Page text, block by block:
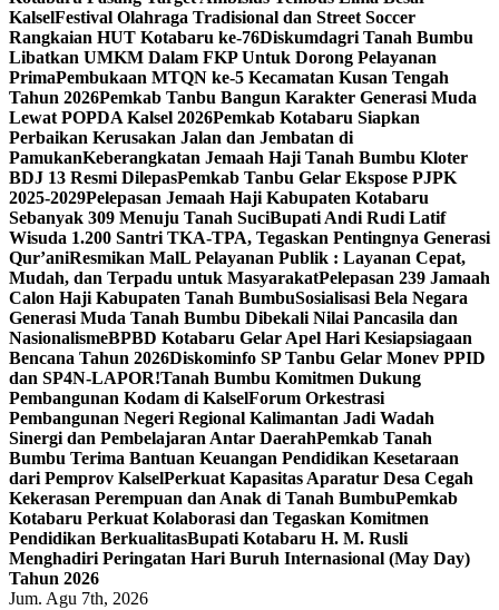
KalselFestival Olahraga Tradisional dan Street Soccer
Rangkaian HUT Kotabaru ke-76Diskumdagri Tanah Bumbu
Libatkan UMKM Dalam FKP Untuk Dorong Pelayanan
PrimaPembukaan MTQN ke-5 Kecamatan Kusan Tengah
Tahun 2026Pemkab Tanbu Bangun Karakter Generasi Muda
Lewat POPDA Kalsel 2026Pemkab Kotabaru Siapkan
Perbaikan Kerusakan Jalan dan Jembatan di
PamukanKeberangkatan Jemaah Haji Tanah Bumbu Kloter
BDJ 13 Resmi DilepasPemkab Tanbu Gelar Ekspose PJPK
2025-2029Pelepasan Jemaah Haji Kabupaten Kotabaru
Sebanyak 309 Menuju Tanah SuciBupati Andi Rudi Latif
Wisuda 1.200 Santri TKA-TPA, Tegaskan Pentingnya Generasi
Qur’aniResmikan MalL Pelayanan Publik : Layanan Cepat,
Mudah, dan Terpadu untuk MasyarakatPelepasan 239 Jamaah
Calon Haji Kabupaten Tanah BumbuSosialisasi Bela Negara
Generasi Muda Tanah Bumbu Dibekali Nilai Pancasila dan
NasionalismeBPBD Kotabaru Gelar Apel Hari Kesiapsiagaan
Bencana Tahun 2026Diskominfo SP Tanbu Gelar Monev PPID
dan SP4N-LAPOR!Tanah Bumbu Komitmen Dukung
Pembangunan Kodam di KalselForum Orkestrasi
Pembangunan Negeri Regional Kalimantan Jadi Wadah
Sinergi dan Pembelajaran Antar DaerahPemkab Tanah
Bumbu Terima Bantuan Keuangan Pendidikan Kesetaraan
dari Pemprov KalselPerkuat Kapasitas Aparatur Desa Cegah
Kekerasan Perempuan dan Anak di Tanah BumbuPemkab
Kotabaru Perkuat Kolaborasi dan Tegaskan Komitmen
Pendidikan BerkualitasBupati Kotabaru H. M. Rusli
Menghadiri Peringatan Hari Buruh Internasional (May Day)
Tahun 2026
Jum. Agu 7th, 2026